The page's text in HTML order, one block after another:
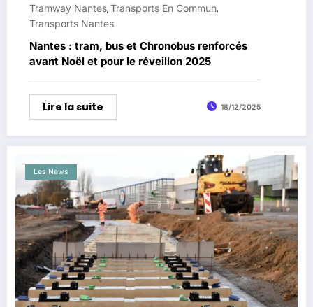
Tramway Nantes,Transports En Commun,
Transports Nantes
Nantes : tram, bus et Chronobus renforcés
avant Noël et pour le réveillon 2025
Lire la suite 18/12/2025
Les News